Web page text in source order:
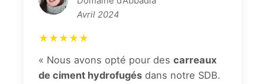
Avril 2024
★★★★★
« Nous avons opté pour des carreaux
de ciment hydrofugés dans notre SDB.